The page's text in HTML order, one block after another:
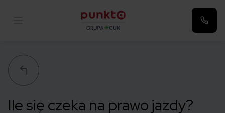
Ile się czeka na prawo jazdy?